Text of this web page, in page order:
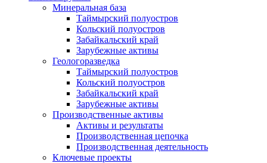
Минеральная база
Таймырский полуостров
Кольский полуостров
Забайкальский край
Зарубежные активы
Геологоразведка
Таймырский полуостров
Кольский полуостров
Забайкальский край
Зарубежные активы
Производственные активы
Активы и результаты
Производственная цепочка
Производственная деятельность
Ключевые проекты